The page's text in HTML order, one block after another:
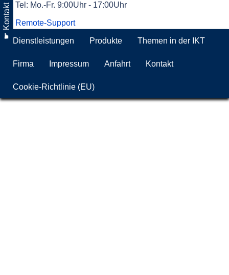
☛ Kontakt
Tel: Mo.-Fr. 9:00Uhr - 17:00Uhr
Remote-Support
Dienstleistungen Produkte Themen in der IKT
Firma Impressum Anfahrt Kontakt
Cookie-Richtlinie (EU)